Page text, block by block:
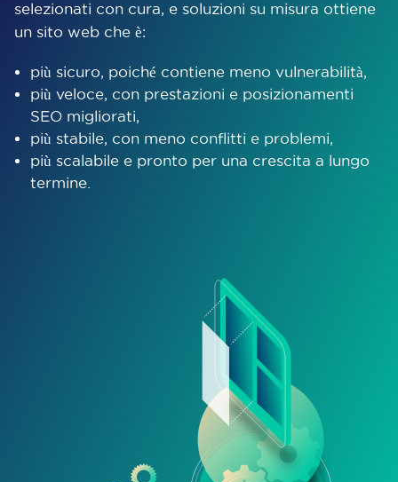
selezionati con cura, e soluzioni su misura ottiene
un sito web che è:
più sicuro, poiché contiene meno vulnerabilità,
più veloce, con prestazioni e posizionamenti
SEO migliorati,
più stabile, con meno conflitti e problemi,
più scalabile e pronto per una crescita a lungo
termine.